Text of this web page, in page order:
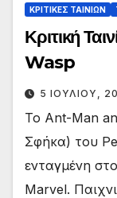
ΚΡΙΤΙΚΕΣ ΤΑΙΝΙΩΝ
Κριτική
Wasp
5 ΙΟΥΛΊΟΥ,
To Ant-Man
Σφήκα) του
ενταγμένη
Marvel.